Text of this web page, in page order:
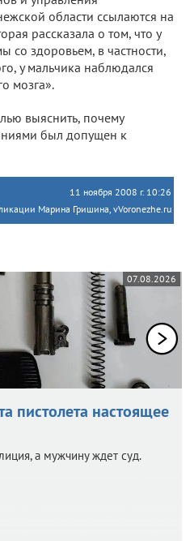
области ссылаются на
рассказала о том, что у
со здоровьем, в частности,
у мальчика наблюдался
мозга».
выяснить, почему
был допущен к
11 ноября 2008 г. 10:26
Марина Гришина, vVoronezhe.ru
07.08.2026
пистолета настоящее
а мужчину ждет суд.